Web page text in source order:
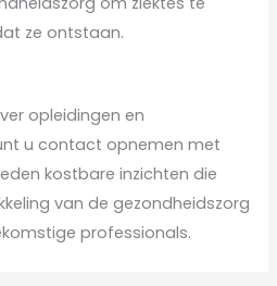
ze ontstaan.
opleidingen en
u contact opnemen met
kostbare inzichten die
van de gezondheidszorg
professionals.